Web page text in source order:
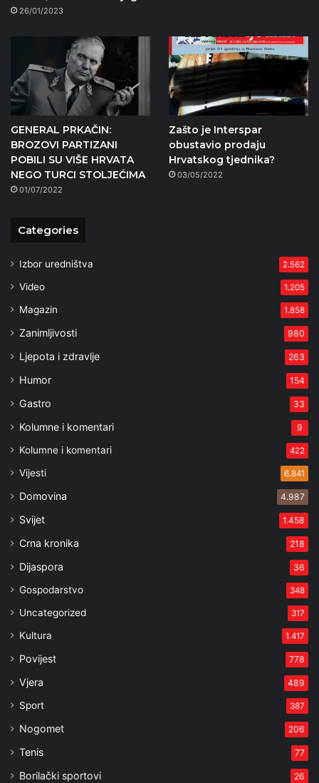
26/01/2023
GENERAL PRKAČIN:
BROZOVI PARTIZANI
POBILI SU VIŠE HRVATA
NEGO TURCI STOLJEĆIMA
01/07/2022
Zašto je Interspar
obustavio prodaju
Hrvatskog tjednika?
03/05/2022
Categories
Izbor uredništva 2.562
Video 1.205
Magazin 1.858
Zanimljivosti 980
Ljepota i zdravlje 263
Humor 154
Gastro 33
Kolumne i komentari 9
Kolumne i komentari 422
Vijesti 6.841
Domovina 4.987
Svijet 1.458
Crna kronika 218
Dijaspora 36
Gospodarstvo 348
Uncategorized 317
Kultura 1.417
Povijest 778
Vjera 489
Sport 387
Nogomet 206
Tenis 77
Borilački sportovi 26